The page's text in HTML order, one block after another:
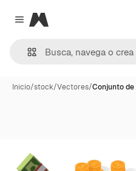
Close menu
Magnific
Inicio/stock/Vectores/Conjunto